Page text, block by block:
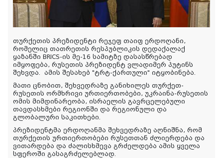
თურქეთის პრეზიდენტი რეჯეფ თაიფ ერდოღანი,
რომელიც თათრეთის რესპუბლიკის დედაქალაქ
ყაზანში BRICS-ის მე-16 სამიტზე დასასწრებად
იმყოფება, რუსეთის პრეზიდენტ ვლადიმერ პუტინს
შეხვდა. ამის შესახებ "ტრტ-ქართული" იტყობინება.
მათი ცნობით, შეხვედრაზე განიხილეს თურქეთ-
რუსეთის ორმხრივი ურთიერთობები, უკრაინა-რუსეთის
ომის მიმდინარეობა, ისრაელის გავრცელებული
თავდასხმები რეგიონში და რეგიონული და
გლობალური საკითხები.
პრეზიდენტმა ერდოღანმა შეხვედრაზე აღნიშნა, რომ
თურქეთის ურთიერთობები რუსეთთან ძლიერდება და
ვითარდება და ძალისხმევა გრძელდება ამის ყველა
სფეროში გასაგრძელებლად.